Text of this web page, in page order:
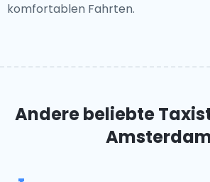
komfortablen Fahrten.
Andere beliebte